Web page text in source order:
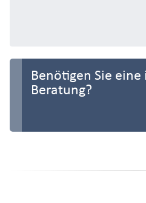
Benötigen Sie
Beratung?